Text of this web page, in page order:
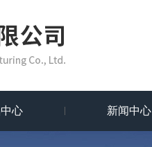
心 新闻中心